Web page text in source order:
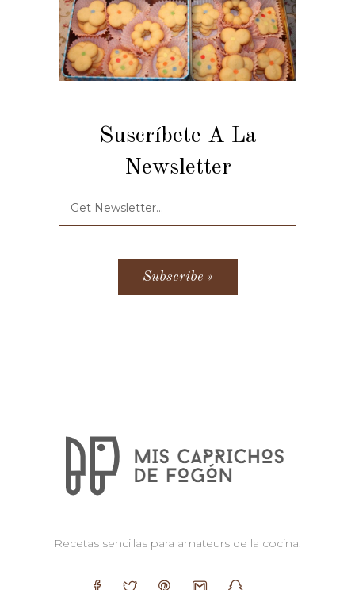
Suscríbete A La
Newsletter
Recetas sencillas para amateurs de la cocina.